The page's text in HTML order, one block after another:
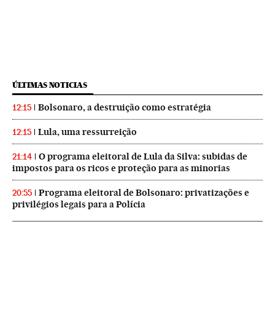
ÚLTIMAS NOTICIAS
12:15 Bolsonaro, a destruição como estratégia
12:15 Lula, uma ressurreição
21:14
O programa eleitoral de Lula da Silva: subidas de
impostos para os ricos e proteção para as minorias
20:55
Programa eleitoral de Bolsonaro: privatizações e
privilégios legais para a Polícia